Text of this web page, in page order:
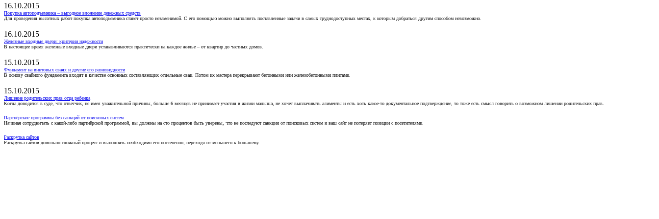
16.10.2015
Покупка автоподъемника – выгодное вложение денежных средств
Для проведения высотных работ покупка автоподъемника станет просто незаменимой. С его помощью можно выполнять поставленные задачи в самых труднодоступных местах, к которым добраться другим способом невозможно.
16.10.2015
Железные входные двери: критерии надежности
В настоящее время железные входные двери устанавливаются практически на каждое жилье – от квартир до частных домов.
15.10.2015
Фундамент на винтовых сваях и другие его разновидности
В основу свайного фундамента входят в качестве основных составляющих отдельные сваи. Потом их мастера перекрывают бетонными или железобетонными плитами.
15.10.2015
Лишение родительских прав отца ребенка
Когда доводится в суде, что ответчик, не имея уважительной причины, больше 6 месяцев не принимает участия в жизни малыша, не хочет выплачивать алименты и есть хоть какое-то документальное подтверждение, то тоже есть смысл говорить о возможном лишении родительских прав.
Партнёрские программы без санкций от поисковых систем
Начиная сотрудничать с какой-либо партнёрской программой, вы должны на сто процентов быть уверены, что не последуют санкции от поисковых систем и ваш сайт не потеряет позиции с посетителями.
Раскрутка сайтов
Раскрутка сайтов довольно сложный процесс и выполнять необходимо его постепенно, переходя от меньшего к большему.